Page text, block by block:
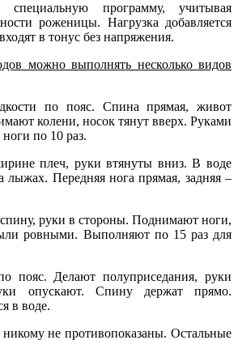
специальную программу, учитывая
роженицы. Нагрузка добавляется
в тонус без напряжения.
можно выполнять несколько видов
по пояс. Спина прямая, живот
колени, носок тянут вверх. Руками
по 10 раз.
плеч, руки втянуты вниз. В воде
лыжах. Передняя нога прямая, задняя –
руки в стороны. Поднимают ноги,
ровными. Выполняют по 15 раз для
пояс. Делают полуприседания, руки
опускают. Спину держат прямо.
в воде.
не противопоказаны. Остальные